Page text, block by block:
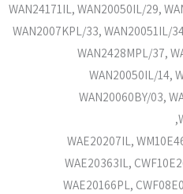
WAN24171IL, WAN20050IL/29,
WAN2007KPL/33, WAN20051IL/
WAN2428MPL/37,
WAN20050IL/14,
WAN20060BY/03,
WAE20207IL,
WAE20363IL,
WAE20166PL,